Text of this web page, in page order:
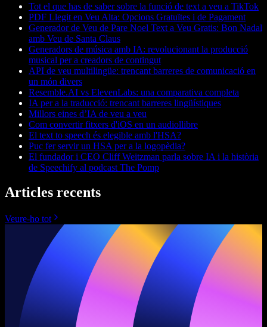
Tot el que has de saber sobre la funció de text a veu a TikTok
PDF Llegit en Veu Alta: Opcions Gratuïtes i de Pagament
Generador de Veu de Pare Noel Text a Veu Gratis: Bon Nadal
amb Veu de Santa Claus
Generadors de música amb IA: revolucionant la producció
musical per a creadors de contingut
API de veu multilingüe: trencant barreres de comunicació en
un món divers
Resemble.AI vs ElevenLabs: una comparativa completa
IA per a la traducció: trencant barreres lingüístiques
Millors eines d’IA de veu a veu
Com convertir fitxers d'iOS en un audiollibre
El text to speech és elegible amb l'HSA?
Puc fer servir un HSA per a la logopèdia?
El fundador i CEO Cliff Weitzman parla sobre IA i la història
de Speechify al podcast The Pomp
Articles recents
Veure-ho tot